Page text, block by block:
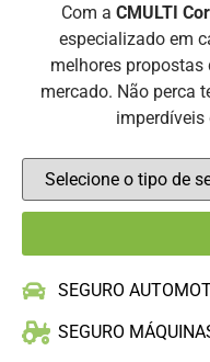
Com a CMULTI
especializado em
melhores
mercado. Não perca
imperdíveis
SEGURO
SEGURO